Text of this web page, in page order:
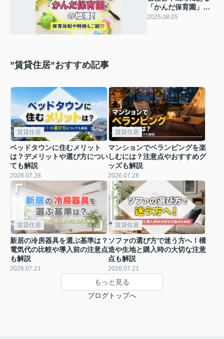
「かんだ保育園」の
概要！保育体制や特
2025.08.05
”賃貸住居”おすすめ記事
賃貸住居
ベッドタウンに住むメリット
は？デメリットや選び方につい
ても解説
2026.07.28
賃貸住居
マンションでベランピングを楽
しむには？注意点やおすすめグ
ッズも解説
2026.07.28
賃貸住居
新居の冷房器具を選ぶ基準は？
電気代の比較や導入前の注意点
も解説
2026.07.21
賃貸住居
ソファの選び方で迷う方へ！構
造や生地と購入時の大切な注意
点も解説
2026.07.21
もっと見る
ブログトップへ